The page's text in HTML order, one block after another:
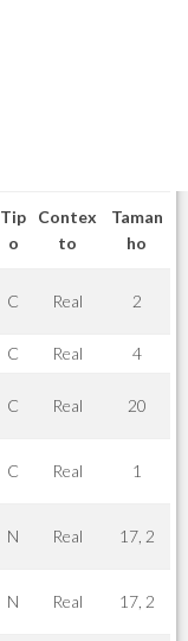
Tip
o
Contex
to
Taman
ho
C Real 2
C Real
4
C Real 20
C Real 1
N Real 17, 2
N Real 17, 2